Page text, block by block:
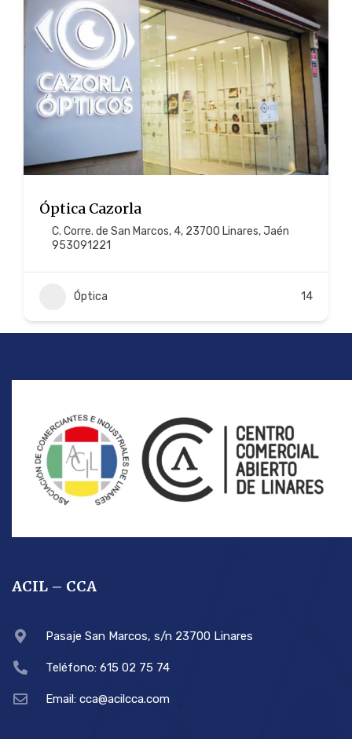
Óptica Cazorla
C. Corre. de San Marcos, 4, 23700 Linares, Jaén
953091221
Óptica 14
ACIL – CCA
Pasaje San Marcos, s/n 23700 Linares
Teléfono: 615 02 75 74
Email: cca@acilcca.com